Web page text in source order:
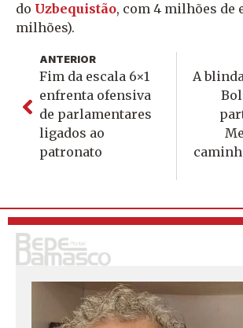
do Uzbequistão, com 4 milhões de
milhões).
ANTERIOR
Fim da escala 6×1
enfrenta ofensiva
de parlamentares
ligados ao
patronato
A